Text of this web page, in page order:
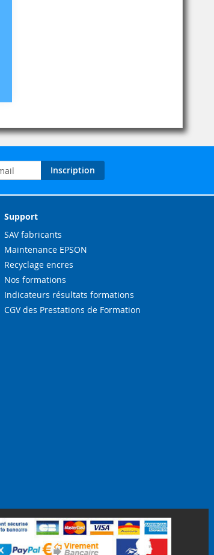
Inscription
Support
SAV fabricants
Maintenance EPSON
Recyclage encres
Nos formations
Indicateurs résultats formations
CGV des Prestations de Formation